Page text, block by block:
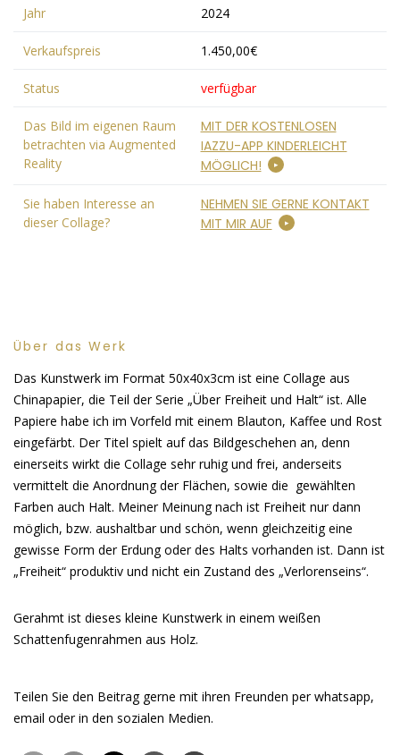
Jahr 2024
Verkaufspreis 1.450,00€
Status verfügbar
Das Bild im eigenen Raum
betrachten via Augmented
Reality
MIT DER KOSTENLOSEN
IAZZU-APP KINDERLEICHT
MÖGLICH!
Sie haben Interesse an
dieser Collage?
NEHMEN SIE GERNE KONTAKT
MIT MIR AUF
Über das Werk
Das Kunstwerk im Format 50x40x3cm ist eine Collage aus
Chinapapier, die Teil der Serie „Über Freiheit und Halt“ ist. Alle
Papiere habe ich im Vorfeld mit einem Blauton, Kaffee und Rost
eingefärbt. Der Titel spielt auf das Bildgeschehen an, denn
einerseits wirkt die Collage sehr ruhig und frei, anderseits
vermittelt die Anordnung der Flächen, sowie die gewählten
Farben auch Halt. Meiner Meinung nach ist Freiheit nur dann
möglich, bzw. aushaltbar und schön, wenn gleichzeitig eine
gewisse Form der Erdung oder des Halts vorhanden ist. Dann ist
„Freiheit“ produktiv und nicht ein Zustand des „Verlorenseins“.
Gerahmt ist dieses kleine Kunstwerk in einem weißen
Schattenfugenrahmen aus Holz.
Teilen Sie den Beitrag gerne mit ihren Freunden per whatsapp,
email oder in den sozialen Medien.